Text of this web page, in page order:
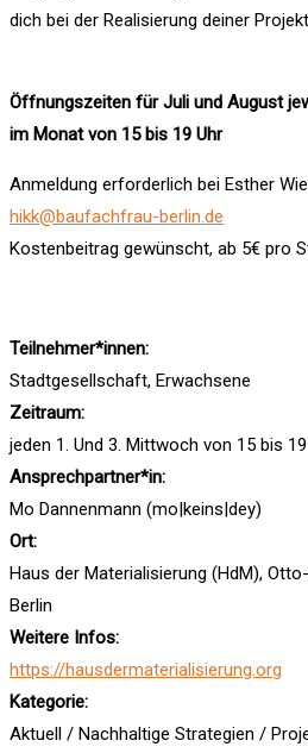
dich bei der Realisierung deiner
Öffnungszeiten für Juli und August
im Monat von 15 bis 19 Uhr
Anmeldung erforderlich bei Esther
hikk@baufachfrau-berlin.de
Kostenbeitrag gewünscht, ab 5€ pro
Teilnehmer*innen:
Stadtgesellschaft, Erwachsene
Zeitraum:
jeden 1. Und 3. Mittwoch von 15 bis
Ansprechpartner*in:
Mo Dannenmann (mo|keins|dey)
Ort:
Haus der Materialisierung (HdM),
Berlin
Weitere Infos:
https://hausdermaterialisierung.org
Kategorie:
Aktuell / Nachhaltige Strategien /